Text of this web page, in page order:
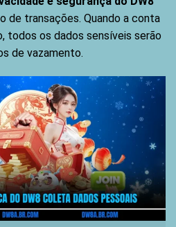
de transações. Quando a conta
todos os dados sensíveis serão
de vazamento.